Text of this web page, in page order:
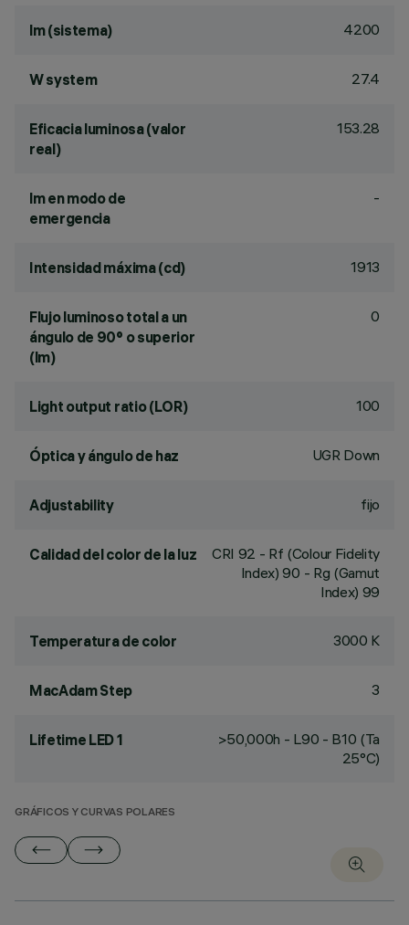
lm (sistema) 4200
W system 27.4
Eficacia luminosa (valor
real)
153.28
lm en modo de
emergencia
-
Intensidad máxima (cd) 1913
Flujo luminoso total a un
ángulo de 90° o superior
(lm)
0
Light output ratio (LOR) 100
Óptica y ángulo de haz UGR Down
Adjustability fijo
Calidad del color de la luz CRI 92 - Rf (Colour Fidelity
Index) 90 - Rg (Gamut
Index) 99
Temperatura de color 3000 K
MacAdam Step 3
Lifetime LED 1
>50,000h - L90 - B10 (Ta
25°C)
GRÁFICOS Y CURVAS POLARES